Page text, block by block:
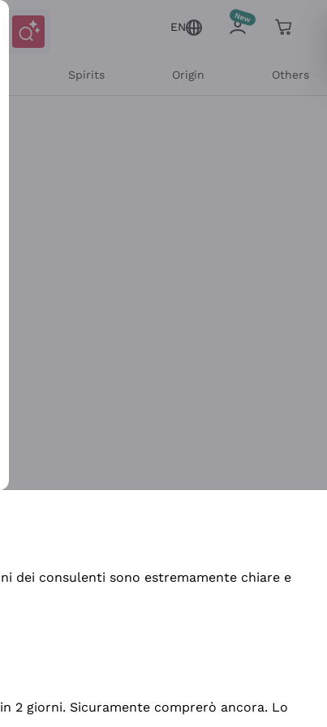
EN
Spirits Origin Others
dei consulenti sono estremamente chiare e
2 giorni. Sicuramente comprerò ancora. Lo